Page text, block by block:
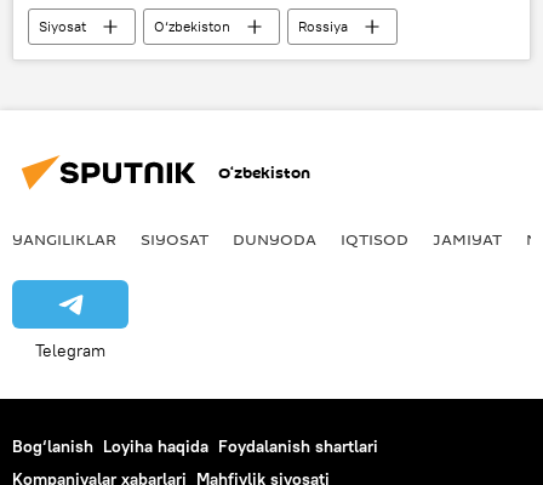
Siyosat O‘zbekiston
Rossiya
Rossiya Mudofaa vaziri
Andrey Belousov
O‘zbekiston
YANGILIKLAR SIYOSAT DUNYODA IQTISOD JAMIYAT
Telegram
Bog‘lanish Loyiha haqida Foydalanish shartlari
Kompaniyalar xabarlari Mahfiylik siyosati